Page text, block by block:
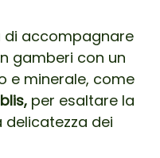
di accompagnare
gamberi con un
e minerale, come
per esaltare la
delicatezza dei